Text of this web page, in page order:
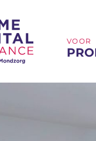
H
VOOR